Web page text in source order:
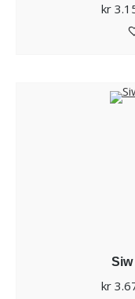
kr
Siw
kr